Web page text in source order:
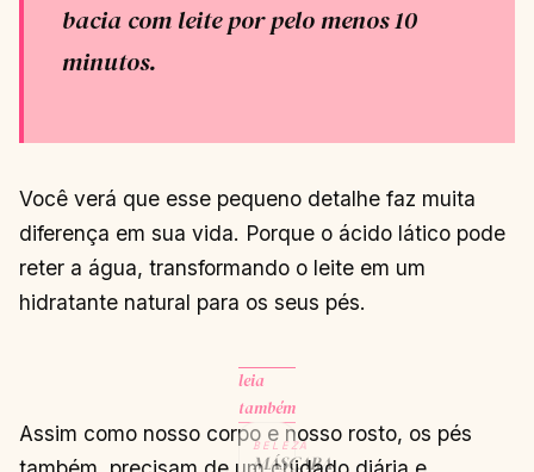
bacia com leite por pelo menos 10
minutos.
Você verá que esse pequeno detalhe faz muita
diferença em sua vida. Porque o ácido lático pode
reter a água, transformando o leite em um
hidratante natural para os seus pés.
leia
também
BELEZA
MÁSCARA
Assim como nosso corpo e nosso rosto, os pés